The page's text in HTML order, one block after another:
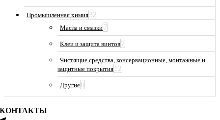
Промышленная химия32
Масла и смазки7
Клеи и защита винтов7
Чистящие средства, консервационные, монтажные и
защитные покрытия 12
Другие6
КОНТАКТЫ